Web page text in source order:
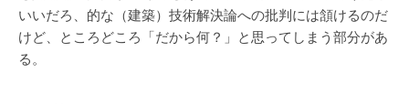
いいだろ、的な（建築）技術解決論への批判には頷けるのだ
けど、ところどころ「だから何？」と思ってしまう部分があ
る。